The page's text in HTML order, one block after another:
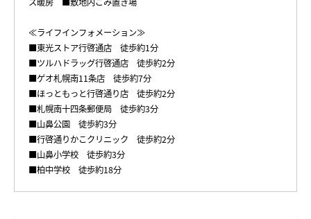
≪ライフインフォメーション≫
■東光ストア行啓通店 徒歩約1分
■ツルハドラッグ行啓通店 徒歩約2分
■ゲオ札幌南11条店 徒歩約7分
■ほっともっと行啓通り店 徒歩約2分
■札幌南十四条郵便局 徒歩約3分
■山鼻公園 徒歩約3分
■行啓通りかこクリニック 徒歩約2分
■山鼻小学校 徒歩約3分
■柏中学校 徒歩約18分